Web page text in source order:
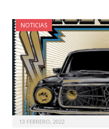
NOTICIAS
13 FEBRERO, 2022